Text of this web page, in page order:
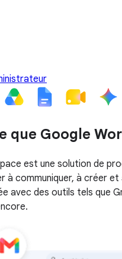
que Google
est une solution de
à communiquer, à créer
avec des outils tels que